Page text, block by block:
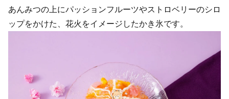
あんみつの上にパッションフルーツやストロベリーのシロ
ップをかけた、花火をイメージしたかき氷です。